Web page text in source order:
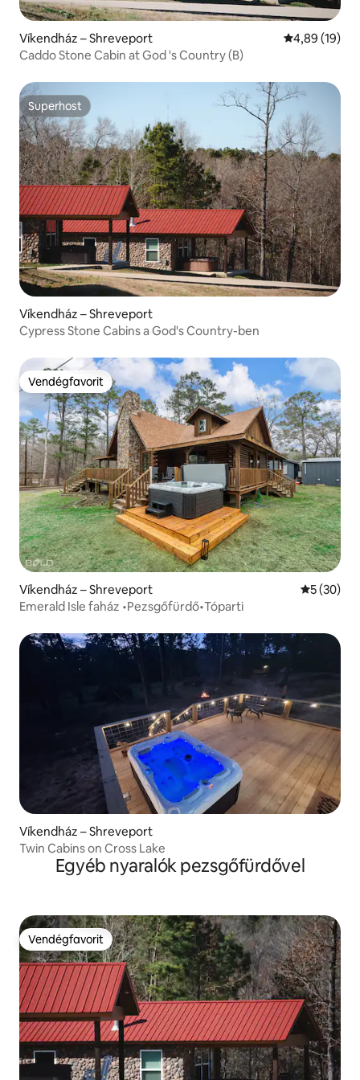
Víkendház – Shreveport Átlagos
4,89 (19)
Caddo Stone Cabin at God 's Country (B)
Superhost
Superhost
Víkendház – Shreveport
Cypress Stone Cabins a God's Country-ben
Vendégfavorit
Vendégfavorit
Víkendház – Shreveport Átlagos
5 (30)
Emerald Isle faház •Pezsgőfürdő•Tóparti
Víkendház – Shreveport
Twin Cabins on Cross Lake
Egyéb nyaralók pezsgőfürdővel
Vendégfavorit
Vendégfavorit